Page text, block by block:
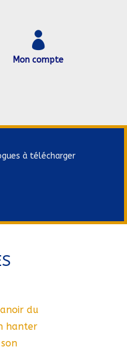

Mon compte
à télécharger
du
hanter